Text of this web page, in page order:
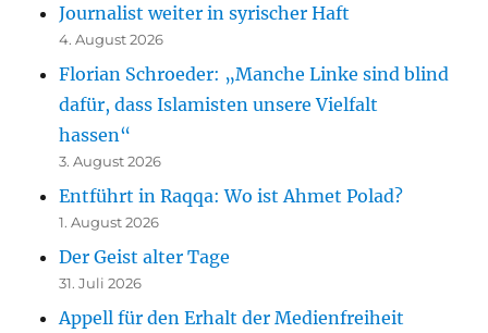
Journalist weiter in syrischer Haft
4. August 2026
Florian Schroeder: „Manche Linke sind blind
dafür, dass Islamisten unsere Vielfalt
hassen“
3. August 2026
Entführt in Raqqa: Wo ist Ahmet Polad?
1. August 2026
Der Geist alter Tage
31. Juli 2026
Appell für den Erhalt der Medienfreiheit